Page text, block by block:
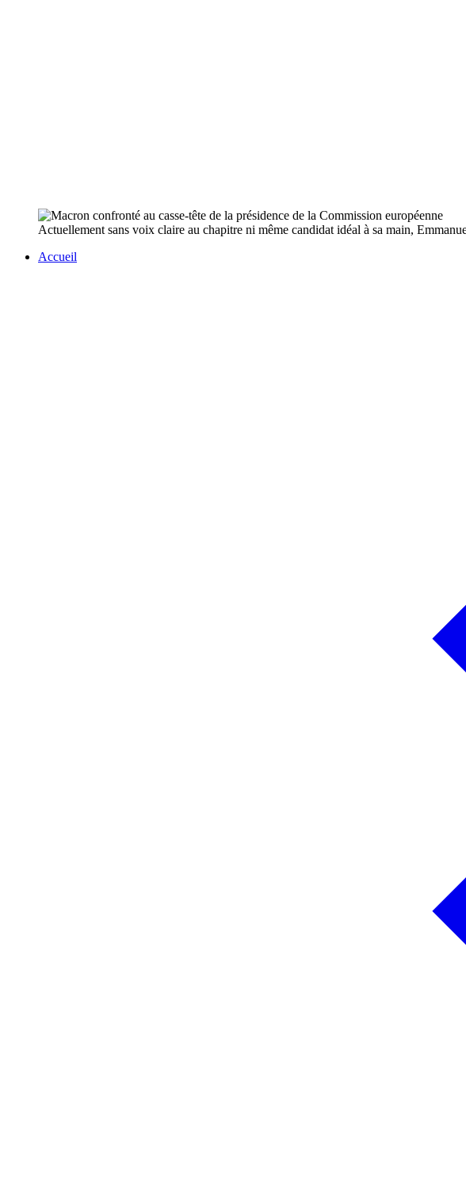
Actuellement sans voix claire au chapitre ni même candidat idéal à sa main,
Accueil